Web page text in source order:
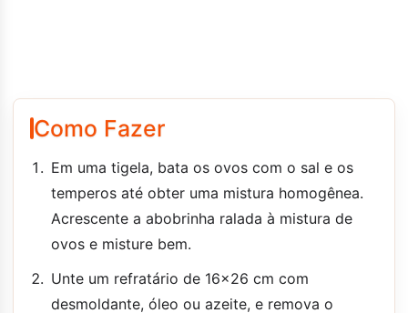
Como Fazer
Em uma tigela, bata os ovos com o sal e os
temperos até obter uma mistura homogênea.
Acrescente a abobrinha ralada à mistura de
ovos e misture bem.
Unte um refratário de 16x26 cm com
desmoldante, óleo ou azeite, e remova o